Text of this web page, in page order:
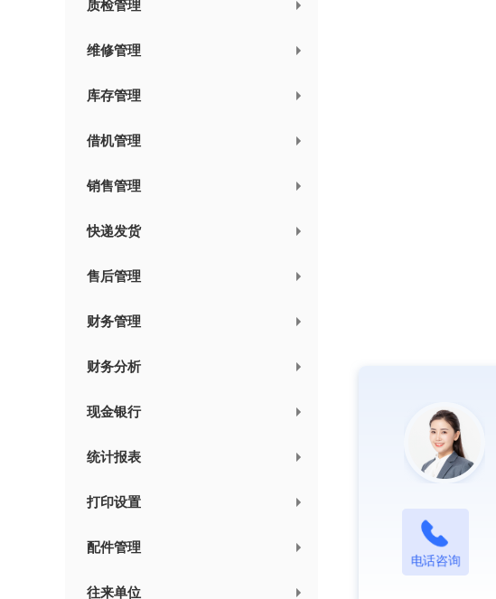
电话咨询
质检管理
维修管理
库存管理
借机管理
销售管理
快递发货
售后管理
财务管理
财务分析
现金银行
统计报表
打印设置
配件管理
往来单位